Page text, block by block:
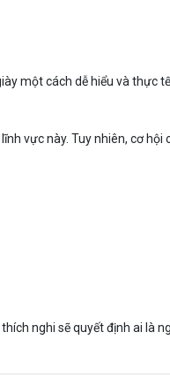
một cách dễ hiểu và thực tế
vực này. Tuy nhiên, cơ hội
nghi sẽ quyết định ai là